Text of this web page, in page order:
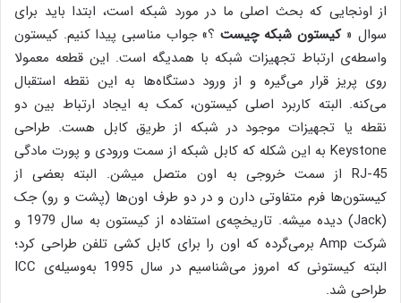
از اونجایی که بحث اصلی ما در مورد شبکه است، ابتدا باید برای
سوال «کیستون شبکه چیست؟» جواب مناسبی پیدا کنیم. کیستون
واسطه‌ی ارتباط تجهیزات شبکه با همدیگه است. این قطعه معمولا
روی پریز قرار می‌گیره و از ورود دستگاه‌ها به این نقطه استقبال
می‌کنه. البته کاربرد اصلی کیستون‌، کمک به ایجاد ارتباط بین دو
نقطه یا تجهیزات موجود در شبکه از طریق کابل هست. طراحی
Keystone به این شکله که کابل شبکه از سمت ورودی و پورت مادگی
RJ-45 از سمت خروجی به اون متصل میشن. البته بعضی از
کیستون‌ها فرم متفاوتی دارن و در دو طرف اون‌ها (پشت و رو) جک
(Jack) دیده میشه. تاریخچه‌ی استفاده از کیستون به سال 1979 و
شرکت Amp برمی‌گرده که اون را برای کابل کشی تلفن طراحی کرد؛
البته کیستونی که امروز می‌شناسیم در سال 1995 به‌وسیله‌ی ICC
طراحی شد.